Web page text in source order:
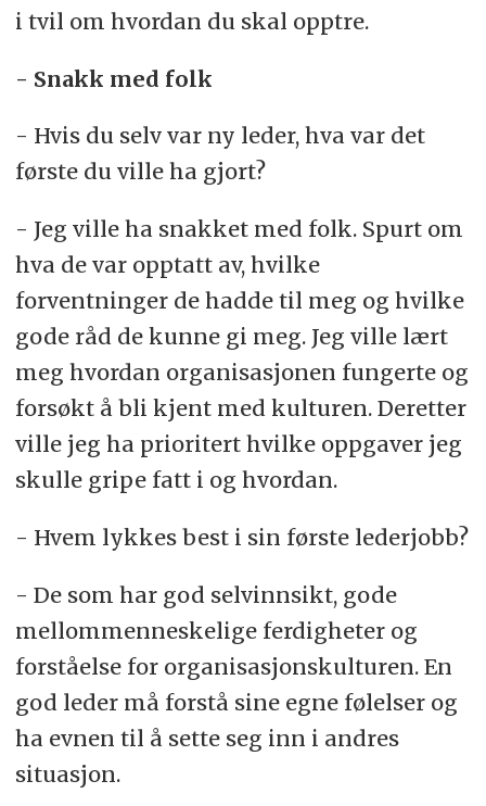
i tvil om hvordan du skal opptre.
- Snakk med folk
- Hvis du selv var ny leder, hva var det
første du ville ha gjort?
- Jeg ville ha snakket med folk. Spurt om
hva de var opptatt av, hvilke
forventninger de hadde til meg og hvilke
gode råd de kunne gi meg. Jeg ville lært
meg hvordan organisasjonen fungerte og
forsøkt å bli kjent med kulturen. Deretter
ville jeg ha prioritert hvilke oppgaver jeg
skulle gripe fatt i og hvordan.
- Hvem lykkes best i sin første lederjobb?
- De som har god selvinnsikt, gode
mellommenneskelige ferdigheter og
forståelse for organisasjonskulturen. En
god leder må forstå sine egne følelser og
ha evnen til å sette seg inn i andres
situasjon.